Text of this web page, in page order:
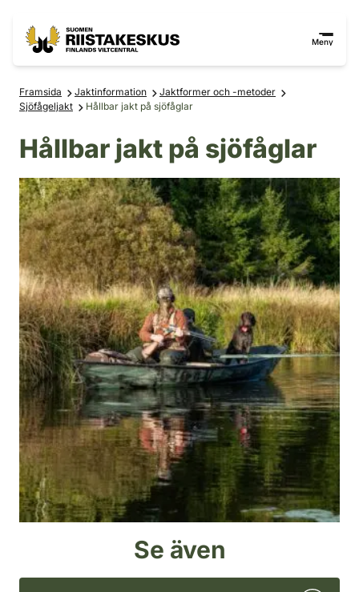
Meny
Framsida Jaktinformation
Jaktformer och -metoder
Sjöfågeljakt
Hållbar jakt på sjöfåglar
Hållbar jakt på sjöfåglar
Se även